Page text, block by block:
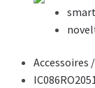
Accessoires /